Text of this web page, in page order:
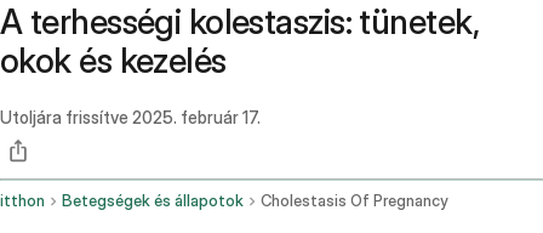
A terhességi kolestaszis: tünetek,
okok és kezelés
Utoljára frissítve 2025. február 17.
itthon Betegségek és állapotok Cholestasis Of Pregnancy